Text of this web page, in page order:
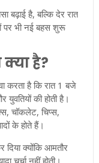
बढ़ाई है, बल्कि देर रात
पर भी नई बहस शुरू
है?
करता है कि रात 1 बजे
की होती है।
चॉकलेट, चिप्स,
के होते हैं।
दिया क्योंकि आमतौर
चर्चा नहीं होती।